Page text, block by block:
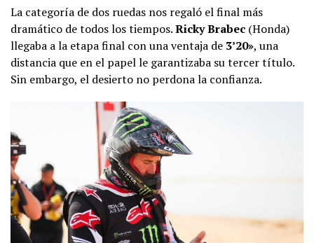
La categoría de dos ruedas nos regaló el final más
dramático de todos los tiempos.Ricky Brabec (Honda)
llegaba a la etapa final con una ventaja de 3’20», una
distancia que en el papel le garantizaba su tercer título.
Sin embargo, el desierto no perdona la confianza.